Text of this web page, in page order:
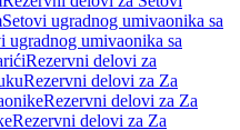
Setovi ugradnog umivaonika sa
ugradnog umivaonika sa
Rezervni delovi za
Rezervni delovi za Za
Rezervni delovi za Za
Rezervni delovi za Za